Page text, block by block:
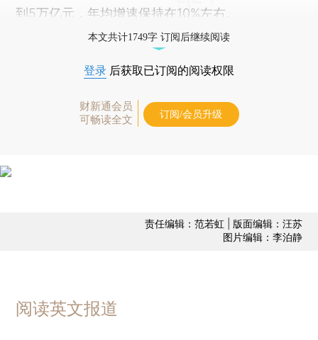
到5万亿元，年均增速保持在10%左右。
本文共计1749字 订阅后继续阅读
登录 后获取已订阅的阅读权限
财新通会员
可畅读全文
订阅/会员升级
责任编辑：范若虹 | 版面编辑：汪苏
图片编辑：李泊静
阅读英文报道